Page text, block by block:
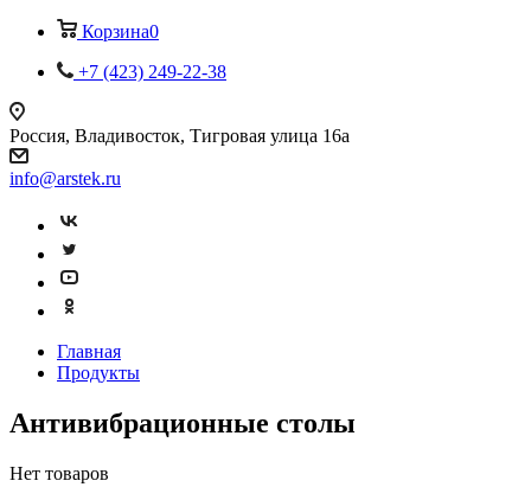
Корзина0
+7 (423) 249-22-38
Россия, Владивосток, Тигровая улица 16а
info@arstek.ru
Главная
Продукты
Антивибрационные столы
Нет товаров